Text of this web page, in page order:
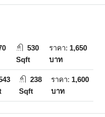
530
Sqft
ราคา: 1,650
บาท
238
Sqft
ราคา: 1,600
บาท